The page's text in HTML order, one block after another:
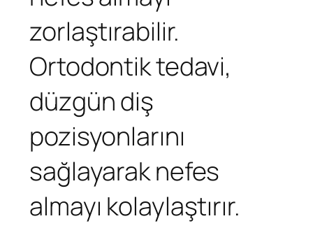
zorlaştırabilir.
Ortodontik tedavi,
düzgün diş
pozisyonlarını
sağlayarak nefes
almayı kolaylaştırır.